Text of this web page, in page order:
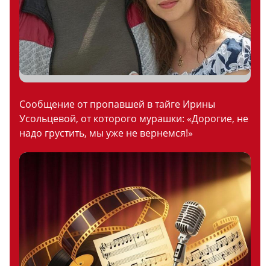
Сообщение от пропавшей в тайге Ирины
Усольцевой, от которого мурашки: «Дорогие, не
надо грустить, мы уже не вернемся!»